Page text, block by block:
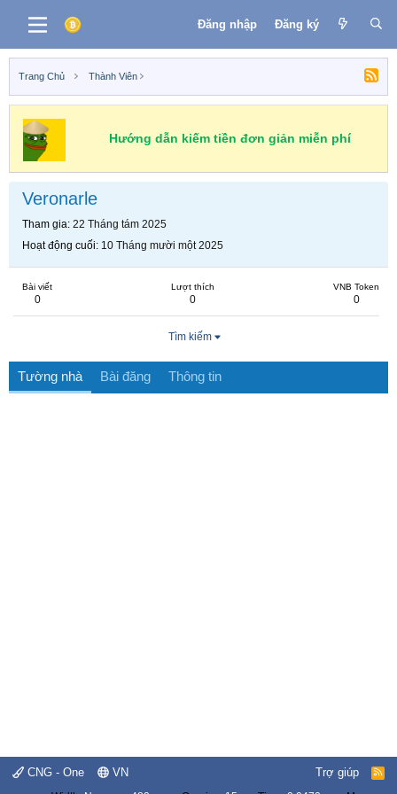
Đăng nhập Đăng ký
Trang Chủ Thành Viên
Hướng dẫn kiếm tiền đơn giản miễn phí
Veronarle
Tham gia 22 Tháng tám 2025
Hoạt động cuối 10 Tháng mười một 2025
Bài viết
0
Lượt thích
0
VNB Token
0
Tìm kiếm
Tường nhà Bài đăng Thông tin
CNG - One VN Trợ giúp
R